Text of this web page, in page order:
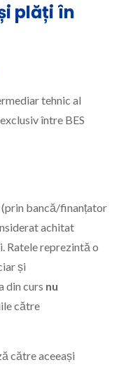
plăți în
tehnic al
între BES
bancă/finanțator
achitat
Ratele reprezintă o
și
din curs nu
către
către aceeași